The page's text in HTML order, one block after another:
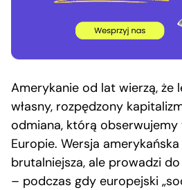
Amerykanie od lat wierzą, że
własny, rozpędzony
odmiana, którą obserwujemy
Europie. Wersja
brutalniejsza, ale prowadzi
– podczas gdy europejski